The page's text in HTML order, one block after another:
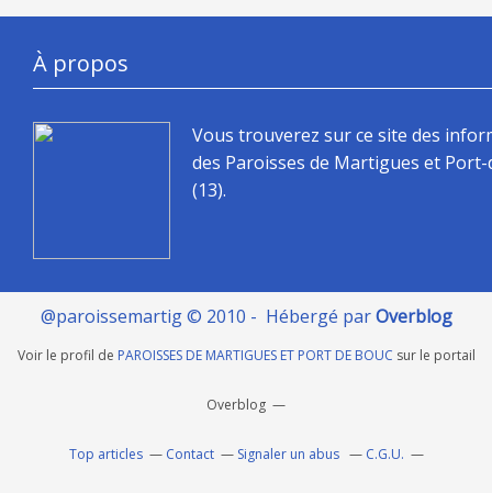
À propos
Vous trouverez sur ce site des
des Paroisses de Martigues et
(13).
@paroissemartig © 2010 - Hébergé parOverblog
Voir le profil de PAROISSES DE MARTIGUES ET PORT DE BOUC sur le portail
Overblog
Top articles Contact Signaler un abus C.G.U.